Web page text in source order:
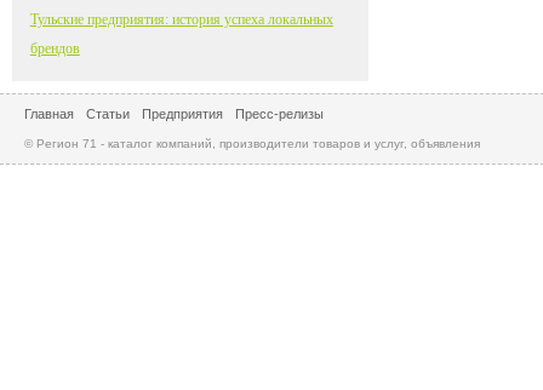
Тульские предприятия: история успеха локальных
брендов
Главная Статьи Предприятия Пресс-релизы
© Регион 71 - каталог компаний, производители товаров и услуг, объявления